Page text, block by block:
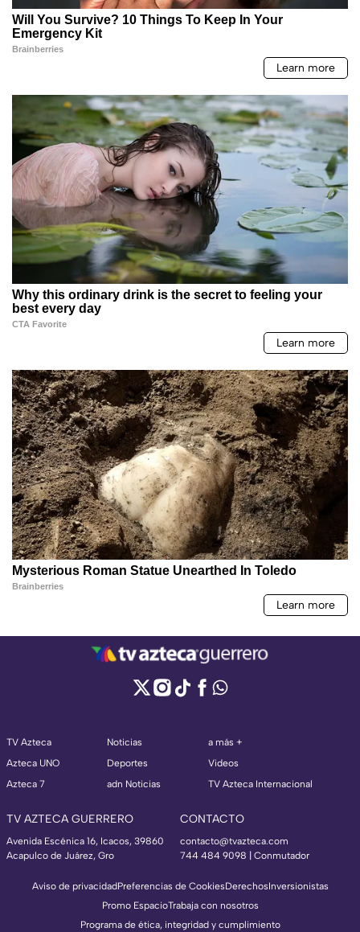
TV Azteca
Azteca UNO
Azteca 7
Noticias
Deportes
adn Noticias
a más +
Videos
TV Azteca Internacional
TV AZTECA GUERRERO
Avenida Escénica 16, Icacos, 39860
Acapulco de Juárez, Gro
CONTACTO
contacto@tvazteca.com
744 484 9098 | Conmutador
Aviso de privacidadPreferencias de CookiesDerechosInversionistas
Promo EspacioTrabaja con nosotros
Programa de ética, integridad y cumplimiento